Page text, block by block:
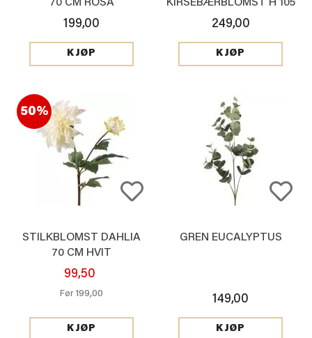
70 CM ROSA
199,00
KJØP
KIRSEBÆRBLOMST H 105
CM
249,00
KJØP
50%
STILKBLOMST DAHLIA
70 CM HVIT
99,50
Før 199,00
KJØP
GREN EUCALYPTUS
149,00
KJØP